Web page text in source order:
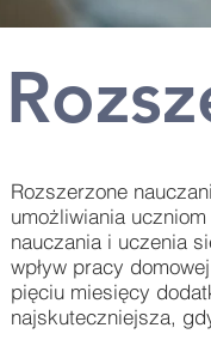
Rozszerzone
umożliwiania
nauczania i uczenia
wpływ pracy
pięciu miesięcy
najskuteczniejsza,